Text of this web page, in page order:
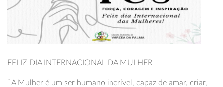
FELIZ DIA INTERNACIONAL DA MULHER
“ A Mulher é um ser humano incrível, capaz de amar, criar,